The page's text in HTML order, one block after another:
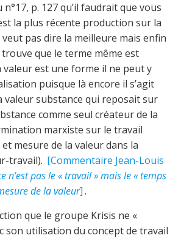
p. 127 qu’il faudrait que vous
la plus récente production sur la
pas dire la meilleure mais enfin
que le terme même est
valeur est une forme il ne peut y
puisque là encore il s’agit
valeur substance qui reposait sur
comme seul créateur de la
marxiste sur le travail
mesure de la valeur dans la
travail). [Commentaire Jean-Louis
n’est pas le « travail » mais le « temps
de la valeur].
que le groupe Krisis ne «
son utilisation du concept de travail